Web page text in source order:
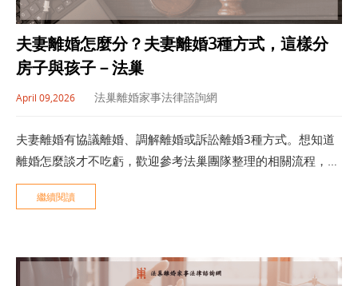
夫妻離婚怎麼分？夫妻離婚3種方式，這樣分
房子與孩子－法巢
April 09,2026 法巢離婚家事法律諮詢網
夫妻離婚有協議離婚、調解離婚或訴訟離婚3種方式。想知道
離婚怎麼談才不吃虧，歡迎參考法巢團隊整理的相關流程，與
孩子、財產分配重點，降低離婚風險。
繼續閱讀